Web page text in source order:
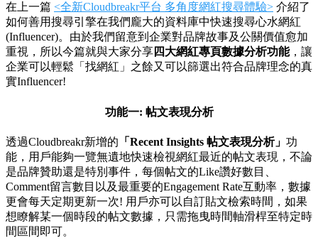
在上一篇 <全新Cloudbreakr平台 多角度網紅搜尋體驗> 介紹了
如何善用搜尋引擎在我們龐大的資料庫中快速搜尋心水網紅
(Influencer)。由於我們留意到企業對品牌故事及公關價值愈加
重視，所以今篇就與大家分享四大網紅專頁數據分析功能，讓
企業可以輕鬆「找網紅」之餘又可以篩選出符合品牌理念的真
實Influencer!
功能一: 帖文表現分析
透過Cloudbreakr新增的 「Recent Insights 帖文表現分析」 功
能，用戶能夠一覽無遺地快速檢視網紅最近的帖文表現，不論
是品牌贊助還是特別事件，每個帖文的Like讚好數目、
Comment留言數目以及最重要的Engagement Rate互動率，數據
更會每天定期更新一次! 用戶亦可以自訂貼文檢索時間，如果
想瞭解某一個時段的帖文數據，只需拖曳時間軸滑桿至特定時
間區間即可。